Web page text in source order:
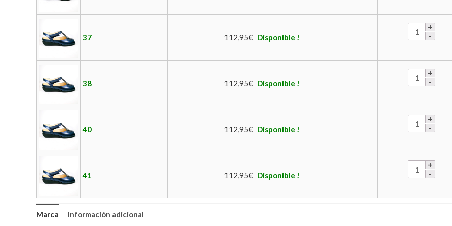
37 112,95€ Disponible !
38 112,95€ Disponible !
40 112,95€ Disponible !
41 112,95€ Disponible !
Marca Información adicional